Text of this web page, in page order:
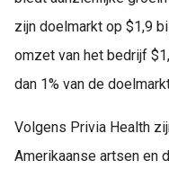
zijn doelmarkt op $1,9
omzet van het bedrijf
dan 1% van de
Volgens Privia Health
Amerikaanse artsen en